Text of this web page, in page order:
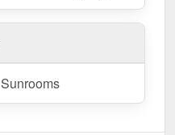
Sunrooms